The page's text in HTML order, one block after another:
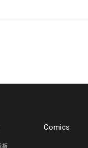
板
Comics